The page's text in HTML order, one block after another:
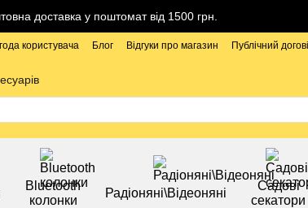
доставка у поштомат від 1500 грн.
користувача Блог Відгуки про магазин
Публічний
Bluetooth
колонки
Радіоняні\Відеоняні
Садові
секатори